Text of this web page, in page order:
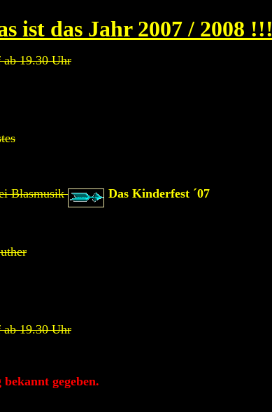
ist das Jahr 2007 / 2008 !!!
ab 19.30 Uhr
Blasmusik Das Kinderfest ´07
ab 19.30 Uhr
gegeben.